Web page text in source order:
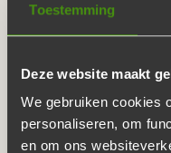
Toestemming
Deze website maakt
We gebruiken cookies
personaliseren, om
en om ons
broden en sauzen.
Gratis levering
Wij doen de